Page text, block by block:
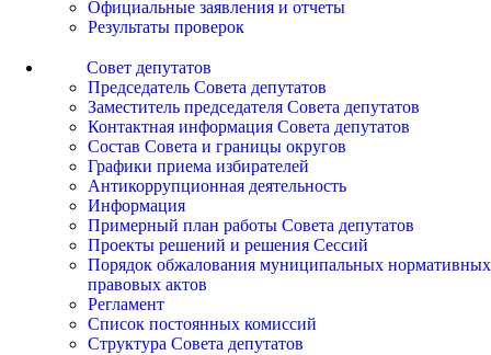
Официальные заявления и отчеты
Результаты проверок
Совет депутатов
Председатель Совета депутатов
Заместитель председателя Совета депутатов
Контактная информация Совета депутатов
Состав Совета и границы округов
Графики приема избирателей
Антикоррупционная деятельность
Информация
Примерный план работы Совета депутатов
Проекты решений и решения Сессий
Порядок обжалования муниципальных нормативных
правовых актов
Регламент
Список постоянных комиссий
Структура Совета депутатов